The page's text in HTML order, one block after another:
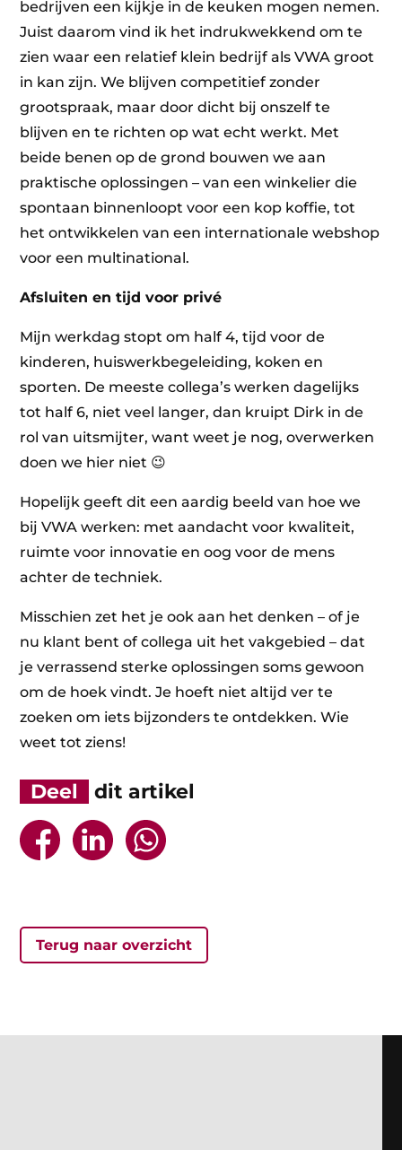
bedrijven een kijkje in de keuken mogen nemen.
Juist daarom vind ik het indrukwekkend om te
zien waar een relatief klein bedrijf als VWA groot
in kan zijn. We blijven competitief zonder
grootspraak, maar door dicht bij onszelf te
blijven en te richten op wat echt werkt. Met
beide benen op de grond bouwen we aan
praktische oplossingen – van een winkelier die
spontaan binnenloopt voor een kop koffie, tot
het ontwikkelen van een internationale webshop
voor een multinational.
Afsluiten en tijd voor privé
Mijn werkdag stopt om half 4, tijd voor de
kinderen, huiswerkbegeleiding, koken en
sporten. De meeste collega’s werken dagelijks
tot half 6, niet veel langer, dan kruipt Dirk in de
rol van uitsmijter, want weet je nog, overwerken
doen we hier niet 😉
Hopelijk geeft dit een aardig beeld van hoe we
bij VWA werken: met aandacht voor kwaliteit,
ruimte voor innovatie en oog voor de mens
achter de techniek.
Misschien zet het je ook aan het denken – of je
nu klant bent of collega uit het vakgebied – dat
je verrassend sterke oplossingen soms gewoon
om de hoek vindt. Je hoeft niet altijd ver te
zoeken om iets bijzonders te ontdekken. Wie
weet tot ziens!
Deel dit artikel
  
Terug naar overzicht